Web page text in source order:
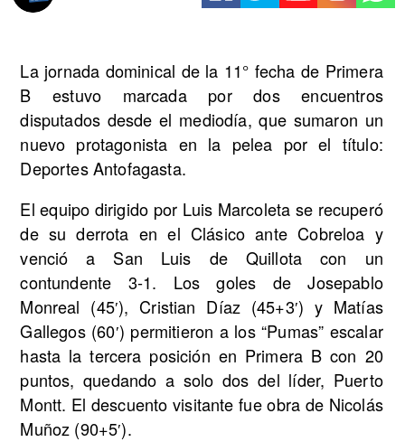
La jornada dominical de la 11° fecha de Primera
B estuvo marcada por dos encuentros
disputados desde el mediodía, que sumaron un
nuevo protagonista en la pelea por el título:
Deportes Antofagasta.
El equipo dirigido por Luis Marcoleta se recuperó
de su derrota en el Clásico ante Cobreloa y
venció a San Luis de Quillota con un
contundente 3-1. Los goles de Josepablo
Monreal (45′), Cristian Díaz (45+3′) y Matías
Gallegos (60′) permitieron a los “Pumas” escalar
hasta la tercera posición en Primera B con 20
puntos, quedando a solo dos del líder, Puerto
Montt. El descuento visitante fue obra de Nicolás
Muñoz (90+5′).